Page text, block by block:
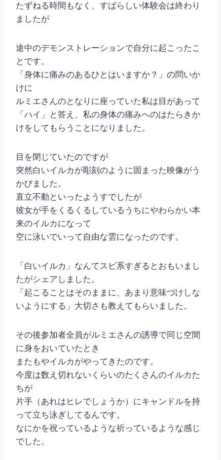
たずねる時間もなく、すばらしい体験会は終わり
ましたが
途中のデモンストレーションで自分に起こったこ
とです。
「身体に痛みのあるひとはいますか？」の問いか
けに
ルミエさんのとなりに座っていた私は目があって
「ハイ」と答え、私の身体の痛みへのはたらきか
けをしてもらうことになりました。
目を閉じていたのですが
突然白いイルカが彫刻のように固まった映像がう
かびました。
直立不動といったようすでしたが
彼女が手をくるくるしているうちにやわらかい本
来のイルカになって
空に泳いでいって自由な雲になったのです。
「白いイルカ」なんてスピ系すぎるとおもいまし
たがシェアしました。
「起こることはそのままに、あまり意味づけしな
いようにする」大切さも教えてもらいました。
その後参加者全員がルミエさんの誘導で同じ空間
に身をおいていたとき
またもやイルカがやってきたのです。
今度は数え切れないくらいのたくさんのイルカた
ちが
片手（あれはヒレでしょうか）にキャンドルを持
って立ち泳ぎしてるんです。
なにかを祝っているような祈っているような感じ
でした。